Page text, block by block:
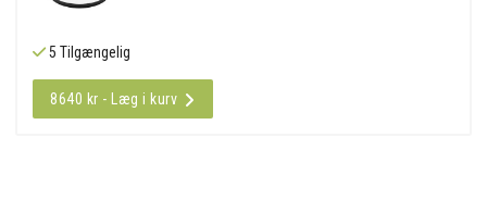
5 Tilgængelig
8640 kr - Læg i kurv